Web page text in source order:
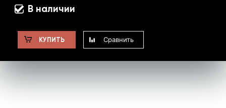
В наличии
КУПИТЬ Сравнить